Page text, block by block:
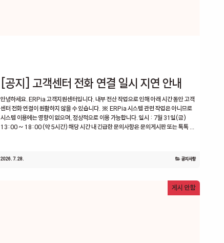
[공지] 고객센터 전화 연결 일시 지연 안내
안녕하세요. ERPia 고객지원센터입니다. 내부 전산 작업으로 인해 아래 시간 동안 고객
센터 전화 연결이 원활하지 않을 수 있습니다. ※ ERPia 시스템 관련 작업은 아니므로
시스템 이용에는 영향이 없으며, 정상적으로 이용 가능합니다. 일시 : 7월 31일(금)
13:00 ~ 18:00 (약 5시간) 해당 시간 내 긴급한 문의사항은 문의게시판 또는 톡톡 ...
2026. 7. 28. 공지사항
게시 안함